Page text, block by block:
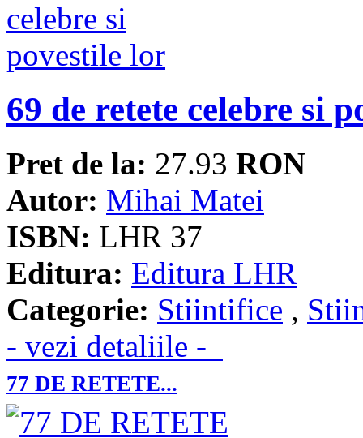
69 de retete celebre si
Pret de la: 27.93 RON
Autor: Mihai Matei
ISBN: LHR 37
Editura: Editura LHR
Categorie: Stiintifice ,
- vezi detaliile -
77 DE RETETE...